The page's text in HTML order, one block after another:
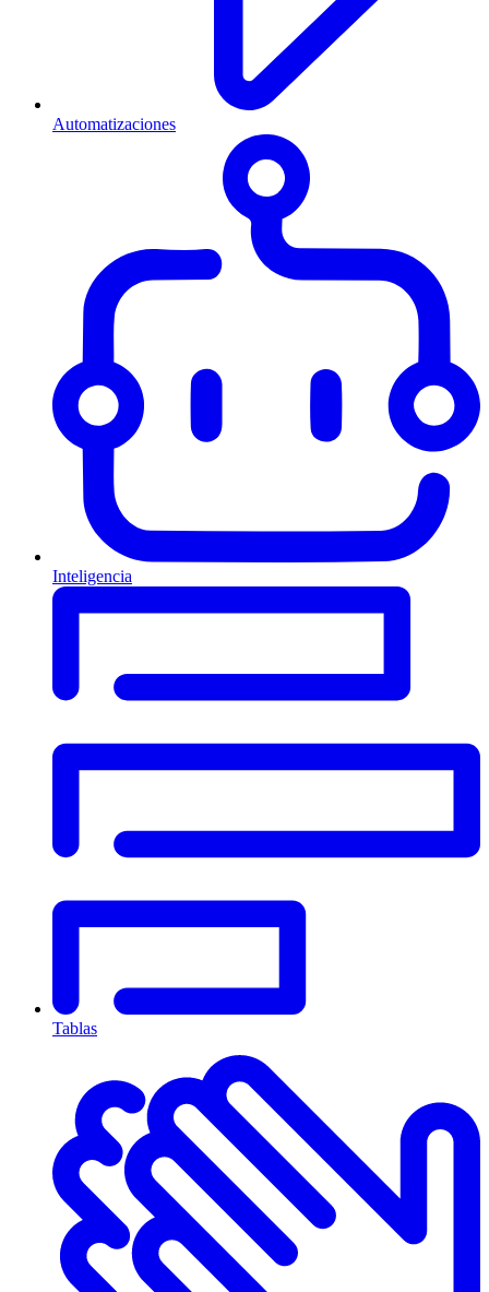
Automatizaciones
Inteligencia
Tablas